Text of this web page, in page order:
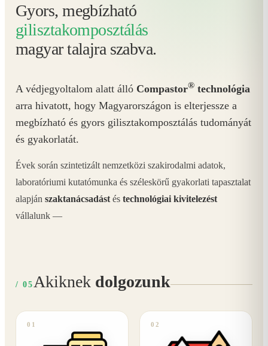
Gyors, megbízható
gilisztakomposztálás
magyar talajra szabva.
A védjegyoltalom alatt álló Compastor® technológia
arra hivatott, hogy Magyarországon is elterjessze a
megbízható és gyors gilisztakomposztálás tudományát
és gyakorlatát.
Évek során szintetizált nemzetközi szakirodalmi adatok,
laboratóriumi kutatómunka és széleskörű gyakorlati tapasztalat
alapján szaktanácsadást és technológiai kivitelezést
vállalunk —
/ 05 Akiknek dolgozunk
01 02